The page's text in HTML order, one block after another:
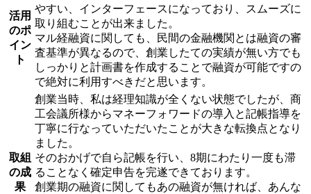
活用
のポ
イン
ト
やすい、インターフェースになっており、スムーズに
取り組むことが出来ました。
マル経融資に関しても、民間の金融機関とは融資の審
査基準が異なるので、創業したての実績が無い方でも
しっかりと計画書を作成することで融資が可能ですの
で絶対に利用すべきだと思います。
取組
の成
果
創業当時、私は経理知識が全くない状態でしたが、商
工会議所様からマネーフォワードの導入と記帳指導を
丁寧に行なっていただいたことが大きな転換点となり
ました。
そのおかげで自ら記帳を行い、8期にわたり一度も滞
ることなく確定申告を完遂できております。
創業期の融資に関してもあの融資が無ければ、あんな